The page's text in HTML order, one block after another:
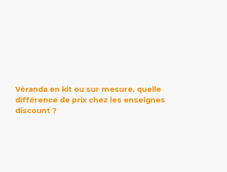
Véranda en kit ou sur mesure, quelle
différence de prix chez les enseignes
discount ?